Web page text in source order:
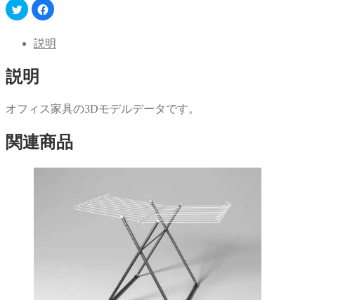
ク
リ
し
て
で
共
有
い
ン
ド
ウ
Facebook
で
す
る
し
て
だ
さ
い
し
説明
説明
オフィス家具の3Dモデルデータです。
関連商品